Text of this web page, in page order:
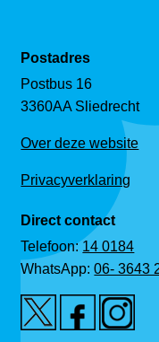
Postadres
Postbus 16
3360AA Sliedrecht
Over deze website
Privacyverklaring
Direct contact
Telefoon:14 0184
WhatsApp:06- 3643